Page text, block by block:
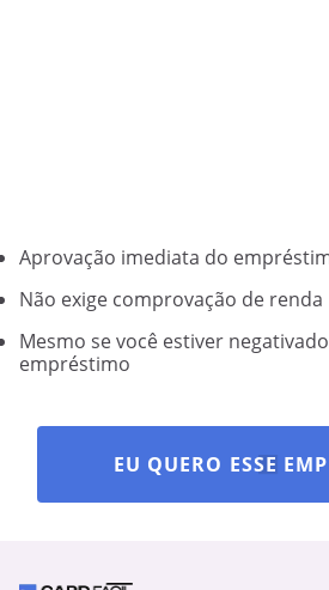
Aprovação imediata do
Não exige comprovação de renda
Mesmo se você estiver
empréstimo
EU QUERO ESSE